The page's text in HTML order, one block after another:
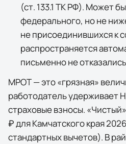
(ст. 133.1 ТК РФ). Может
федерального, но не
не присоединившихся к
распространяется
письменно не
МРОТ — это «грязная»
работодатель удерживает
страховые взносы.
₽дляКамчатского края2026
стандартных вычетов). В